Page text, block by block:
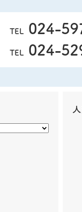
TEL 024-
TEL 024-